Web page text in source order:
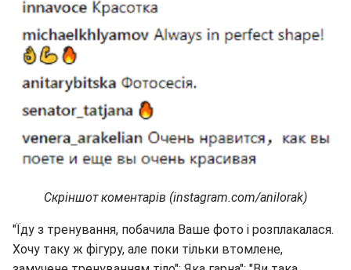
Скріншот коментарів (instagram.com/anilorak)
"Їду з тренування, побачила Ваше фото і розплакалася.
Хочу таку ж фігуру, але поки тільки втомлене,